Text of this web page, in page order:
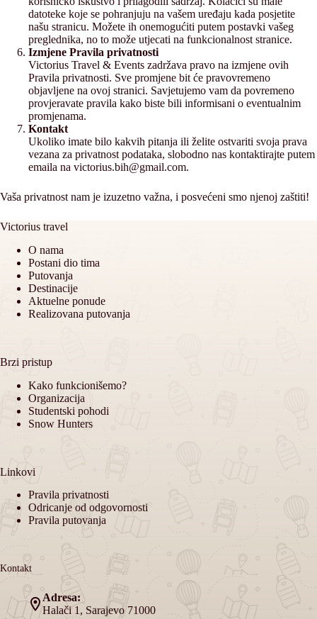
datoteke koje se pohranjuju na vašem uređaju kada posjetite
našu stranicu. Možete ih onemogućiti putem postavki vašeg
preglednika, no to može utjecati na funkcionalnost stranice.
Izmjene Pravila privatnosti
Victorius Travel & Events zadržava pravo na izmjene ovih
Pravila privatnosti. Sve promjene bit će pravovremeno
objavljene na ovoj stranici. Savjetujemo vam da povremeno
provjeravate pravila kako biste bili informisani o eventualnim
promjenama.
Kontakt
Ukoliko imate bilo kakvih pitanja ili želite ostvariti svoja prava
vezana za privatnost podataka, slobodno nas kontaktirajte putem
emaila na victorius.bih@gmail.com.
Vaša privatnost nam je izuzetno važna, i posvećeni smo njenoj zaštiti!
Victorius travel
O nama
Postani dio tima
Putovanja
Destinacije
Aktuelne ponude
Realizovana putovanja
Brzi pristup
Kako funkcionišemo?
Organizacija
Studentski pohodi
Snow Hunters
Linkovi
Pravila privatnosti
Odricanje od odgovornosti
Pravila putovanja
Kontakt
Adresa:
Halači 1, Sarajevo 71000